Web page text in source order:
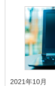
2021年10月